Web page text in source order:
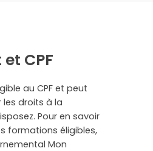
CPF
au CPF et peut
droits à la
Pour en savoir
formations éligibles,
Mon